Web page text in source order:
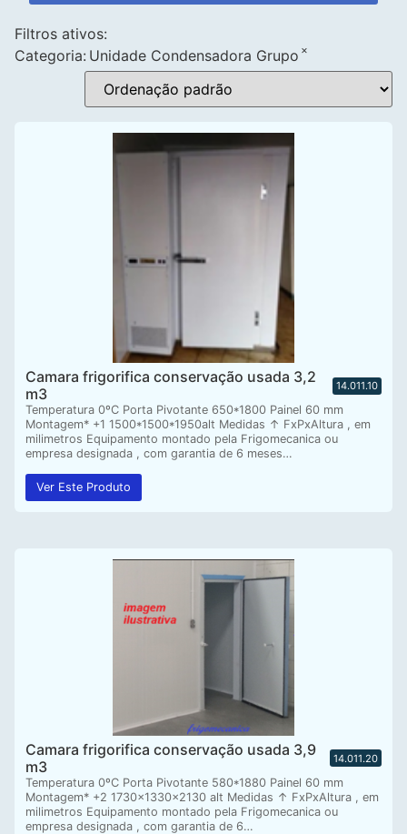
Filtros ativos:
Categoria: Unidade Condensadora Grupo ×
Camara frigorifica conservação usada 3,2
m3
14.011.10
Temperatura 0ºC Porta Pivotante 650*1800 Painel 60 mm
Montagem* +1 1500*1500*1950alt Medidas ↑ FxPxAltura , em
milimetros Equipamento montado pela Frigomecanica ou
empresa designada , com garantia de 6 meses…
Ver Este Produto
Camara frigorifica conservação usada 3,9
m3
14.011.20
Temperatura 0ºC Porta Pivotante 580*1880 Painel 60 mm
Montagem* +2 1730x1330x2130 alt Medidas ↑ FxPxAltura , em
milimetros Equipamento montado pela Frigomecanica ou
empresa designada , com garantia de 6…